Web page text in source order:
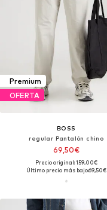
Premium
OFERTA
BOSS
regular Pantalón chino
69,50€
Precio original: 159,00€
Último precio más bajo:69,50€